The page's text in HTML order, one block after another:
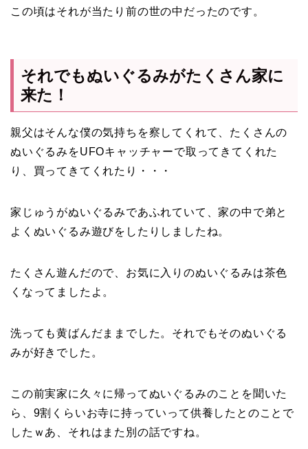
この頃はそれが当たり前の世の中だったのです。
それでもぬいぐるみがたくさん家に
来た！
親父はそんな僕の気持ちを察してくれて、たくさんの
ぬいぐるみをUFOキャッチャーで取ってきてくれた
り、買ってきてくれたり・・・
家じゅうがぬいぐるみであふれていて、家の中で弟と
よくぬいぐるみ遊びをしたりしましたね。
たくさん遊んだので、お気に入りのぬいぐるみは茶色
くなってましたよ。
洗っても黄ばんだままでした。それでもそのぬいぐる
みが好きでした。
この前実家に久々に帰ってぬいぐるみのことを聞いた
ら、9割くらいお寺に持っていって供養したとのことで
したｗあ、それはまた別の話ですね。